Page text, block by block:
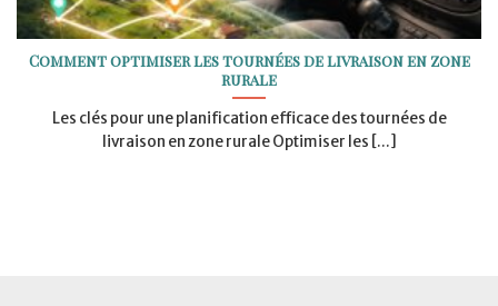
Comment optimiser les tournées de livraison en zone
rurale
Les clés pour une planification efficace des tournées de
livraison en zone rurale Optimiser les [...]